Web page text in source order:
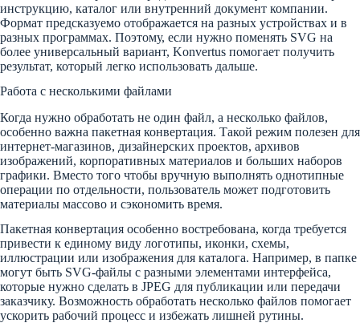
инструкцию, каталог или внутренний документ компании.
Формат предсказуемо отображается на разных устройствах и в
разных программах. Поэтому, если нужно поменять SVG на
более универсальный вариант, Konvertus помогает получить
результат, который легко использовать дальше.
Работа с несколькими файлами
Когда нужно обработать не один файл, а несколько файлов,
особенно важна пакетная конвертация. Такой режим полезен для
интернет-магазинов, дизайнерских проектов, архивов
изображений, корпоративных материалов и больших наборов
графики. Вместо того чтобы вручную выполнять однотипные
операции по отдельности, пользователь может подготовить
материалы массово и сэкономить время.
Пакетная конвертация особенно востребована, когда требуется
привести к единому виду логотипы, иконки, схемы,
иллюстрации или изображения для каталога. Например, в папке
могут быть SVG-файлы с разными элементами интерфейса,
которые нужно сделать в JPEG для публикации или передачи
заказчику. Возможность обработать несколько файлов помогает
ускорить рабочий процесс и избежать лишней рутины.